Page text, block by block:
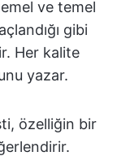
ve temel
gibi
Her kalite
yazar.
özelliğin bir